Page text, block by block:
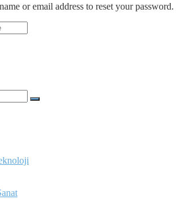
or email address to reset your password.